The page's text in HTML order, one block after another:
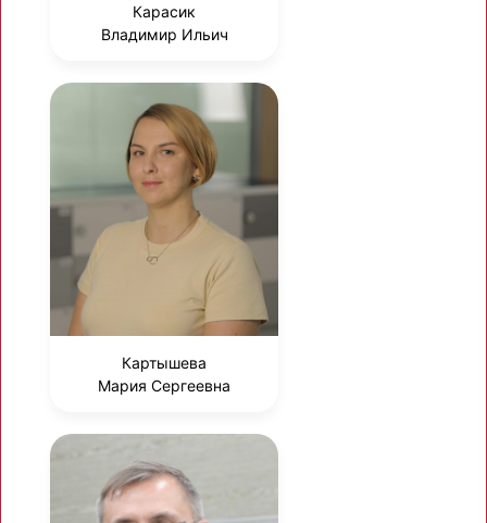
Карасик
Владимир Ильич
Картышева
Мария Сергеевна